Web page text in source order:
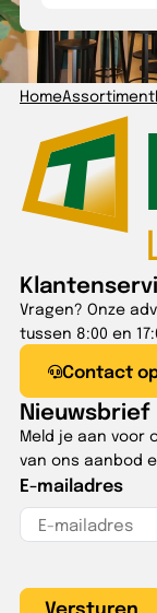
HomeAssortiment
Vragen? Onze
tussen 8:00 en
Contact
Nieuwsbrief
Meld je aan voor
van ons aanbod
E-mailadres